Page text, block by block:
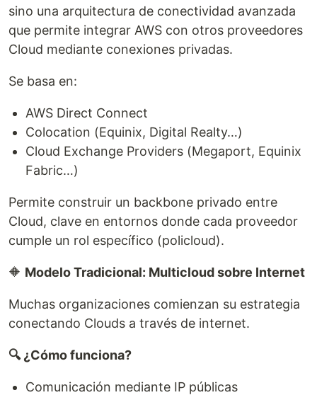
sino una arquitectura de conectividad avanzada
que permite integrar AWS con otros proveedores
Cloud mediante conexiones privadas.
Se basa en:
AWS Direct Connect
Colocation (Equinix, Digital Realty…)
Cloud Exchange Providers (Megaport, Equinix
Fabric…)
Permite construir un backbone privado entre
Cloud, clave en entornos donde cada proveedor
cumple un rol específico (policloud).
🔶 Modelo Tradicional: Multicloud sobre Internet
Muchas organizaciones comienzan su estrategia
conectando Clouds a través de internet.
🔍 ¿Cómo funciona?
Comunicación mediante IP públicas